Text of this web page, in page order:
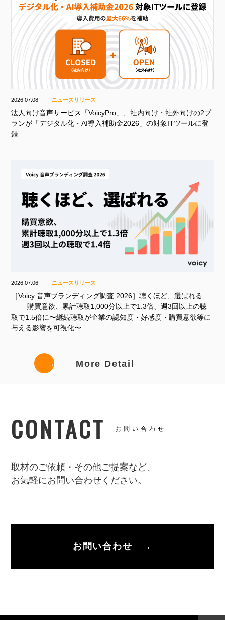
2026.07.08 ニュースリリース
法人向け音声サービス「VoicyPro」、社内向け・社外向けの2プ
ランが「デジタル化・AI導入補助金2026」の対象ITツールに登
録
2026.07.06 ニュースリリース
［Voicy 音声ブランディング調査 2026］聴くほど、選ばれる
—— 購買意欲、累計聴取1,000分以上で1.3倍、週3回以上の聴
取で1.5倍に〜継続聴取が企業の認知度・好感度・購買意欲等に
与える影響を可視化〜
→ More Detail
CONTACT お問い合わせ
取材のご依頼・その他ご提案など、
お気軽にお問い合わせください。
お問い合わせ →